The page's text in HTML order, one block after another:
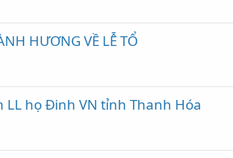
HƯƠNG VỀ LỄ TỔ
LL họ Đinh VN tỉnh Thanh Hóa